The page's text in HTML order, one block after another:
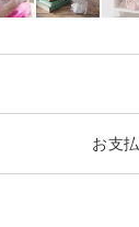
お支
がある場合は、